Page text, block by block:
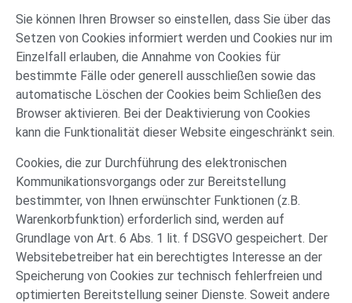
Sie können Ihren Browser so einstellen, dass Sie über das
Setzen von Cookies informiert werden und Cookies nur im
Einzelfall erlauben, die Annahme von Cookies für
bestimmte Fälle oder generell ausschließen sowie das
automatische Löschen der Cookies beim Schließen des
Browser aktivieren. Bei der Deaktivierung von Cookies
kann die Funktionalität dieser Website eingeschränkt sein.
Cookies, die zur Durchführung des elektronischen
Kommunikationsvorgangs oder zur Bereitstellung
bestimmter, von Ihnen erwünschter Funktionen (z.B.
Warenkorbfunktion) erforderlich sind, werden auf
Grundlage von Art. 6 Abs. 1 lit. f DSGVO gespeichert. Der
Websitebetreiber hat ein berechtigtes Interesse an der
Speicherung von Cookies zur technisch fehlerfreien und
optimierten Bereitstellung seiner Dienste. Soweit andere